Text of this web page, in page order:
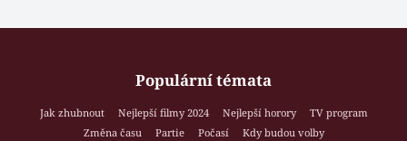
Populární témata
Jak zhubnout Nejlepší filmy 2024 Nejlepší horory
TV program
Změna času
Partie Počasí
Kdy budou volby